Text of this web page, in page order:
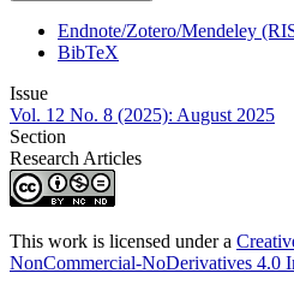
Endnote/Zotero/Mendeley
BibTeX
Issue
Vol. 12 No. 8 (2025): August 2025
Section
Research Articles
This work is licensed under a
NonCommercial-NoDerivatives 4.0